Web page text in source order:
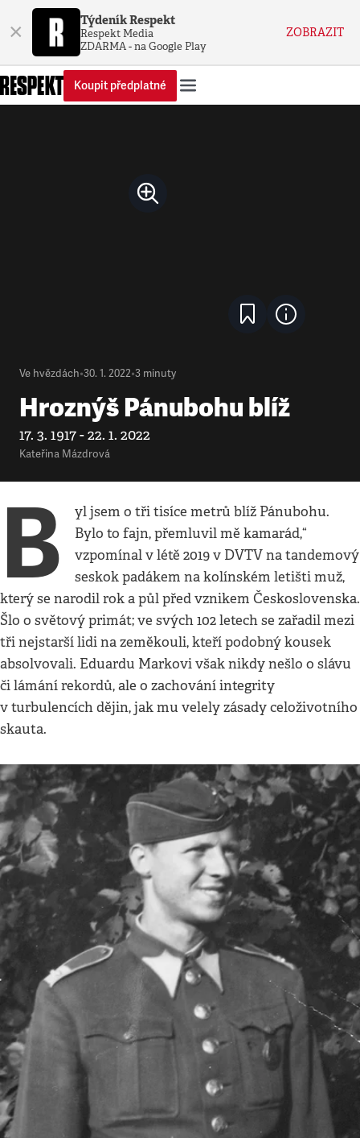
× Týdeník Respekt
Respekt Media
ZDARMA - na Google Play
ZOBRAZIT
Koupit předplatné
Ve hvězdách•30. 1. 2022•3 minuty
Hroznýš Pánubohu blíž
17. 3. 1917 - 22. 1. 2022
Kateřina Mázdrová
B
yl jsem o tři tisíce metrů blíž Pánubohu.
Bylo to fajn, přemluvil mě kamarád,“
vzpomínal v létě 2019 v DVTV na tandemový
seskok padákem na kolínském letišti muž,
který se narodil rok a půl před vznikem Československa.
Šlo o světový primát; ve svých 102 letech se zařadil mezi
tři nejstarší lidi na zeměkouli, kteří podobný kousek
absolvovali. Eduardu Markovi však nikdy nešlo o slávu
či lámání rekordů, ale o zachování integrity
v turbulencích dějin, jak mu velely zásady celoživotního
skauta.